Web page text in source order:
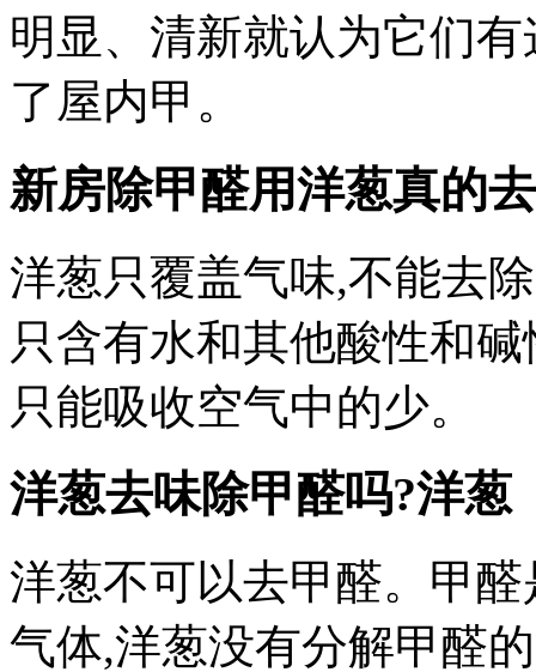
明显、清新就认为它们
了屋内甲。
新房除甲醛用洋葱真的
洋葱只覆盖气味,不能去
只含有水和其他酸性和
只能吸收空气中的少。
洋葱去味除甲醛吗?洋葱
洋葱不可以去甲醛。甲
气体,洋葱没有分解甲醛